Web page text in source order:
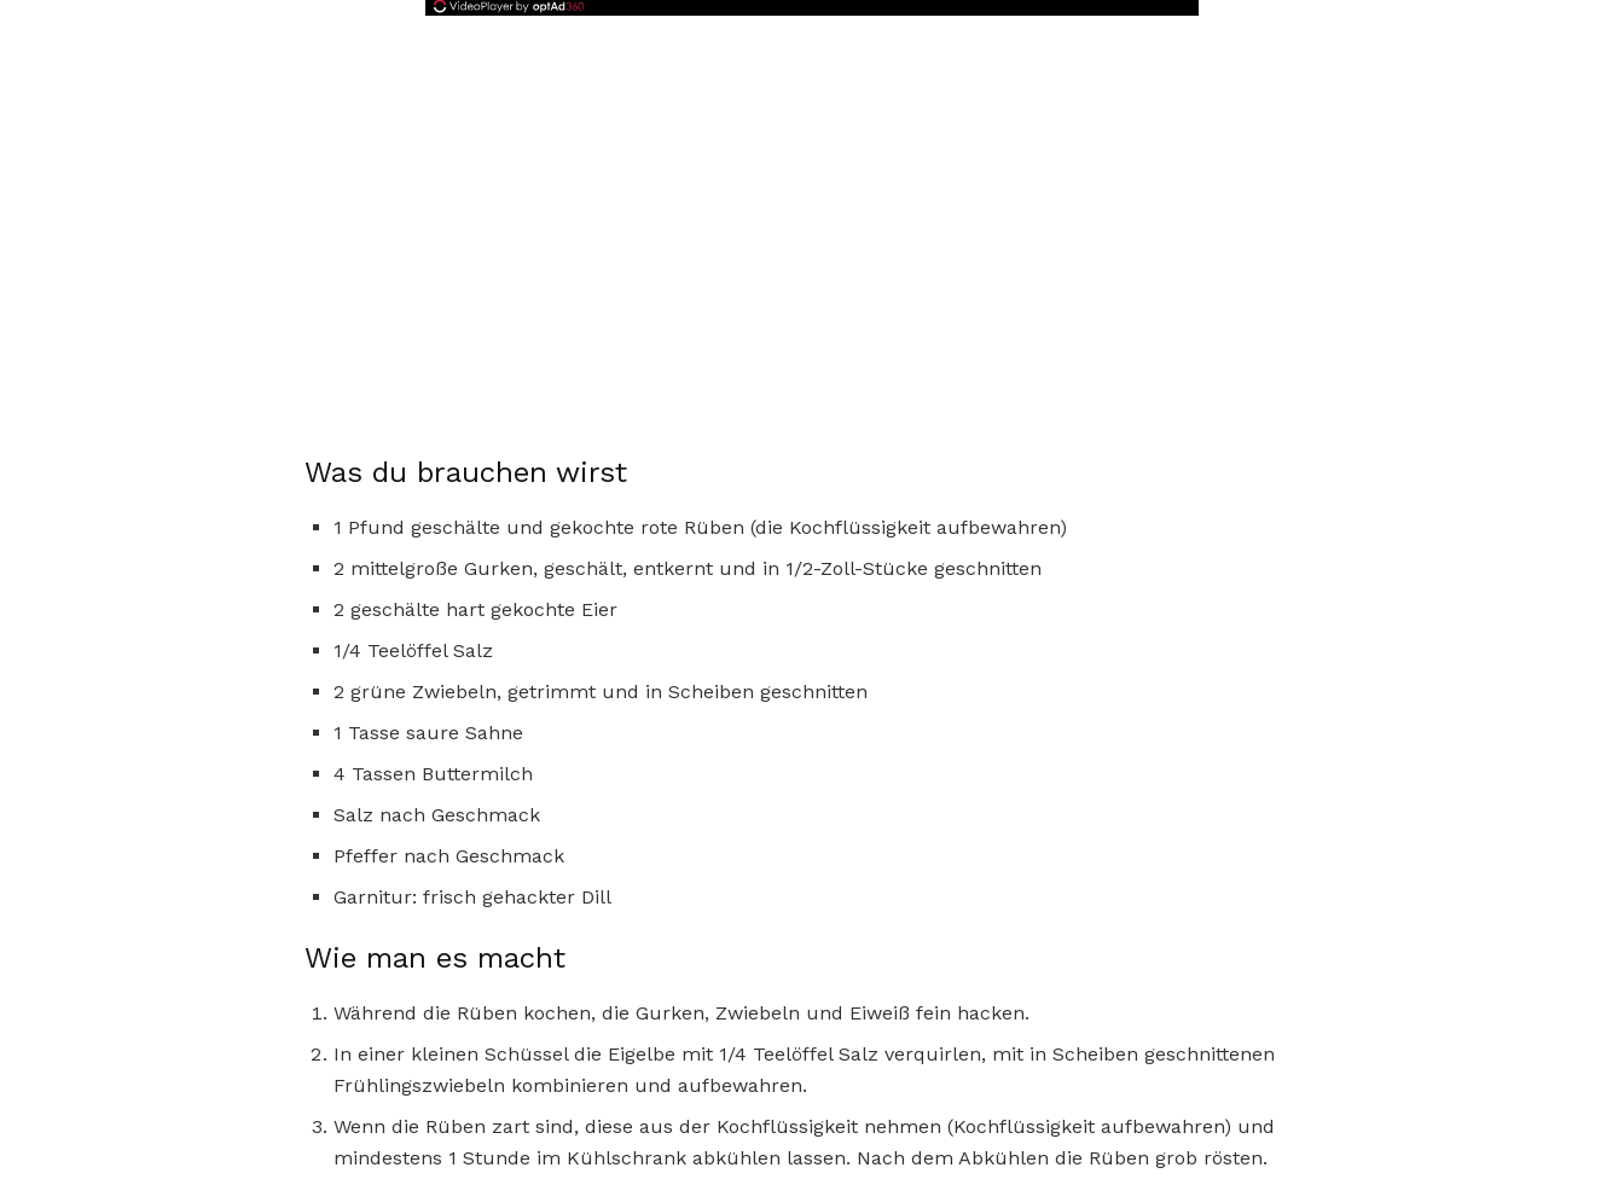
Was du brauchen wirst
1 Pfund geschälte und gekochte rote Rüben (die Kochflüssigkeit aufbewahren)
2 mittelgroße Gurken, geschält, entkernt und in 1/2-Zoll-Stücke geschnitten
2 geschälte hart gekochte Eier
1/4 Teelöffel Salz
2 grüne Zwiebeln, getrimmt und in Scheiben geschnitten
1 Tasse saure Sahne
4 Tassen Buttermilch
Salz nach Geschmack
Pfeffer nach Geschmack
Garnitur: frisch gehackter Dill
Wie man es macht
Während die Rüben kochen, die Gurken, Zwiebeln und Eiweiß fein hacken.
In einer kleinen Schüssel die Eigelbe mit 1/4 Teelöffel Salz verquirlen, mit in Scheiben geschnittenen
Frühlingszwiebeln kombinieren und aufbewahren.
Wenn die Rüben zart sind, diese aus der Kochflüssigkeit nehmen (Kochflüssigkeit aufbewahren) und
mindestens 1 Stunde im Kühlschrank abkühlen lassen. Nach dem Abkühlen die Rüben grob rösten.